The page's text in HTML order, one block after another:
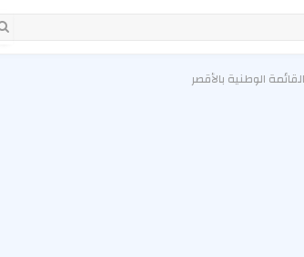
الوطنية بالأقصر